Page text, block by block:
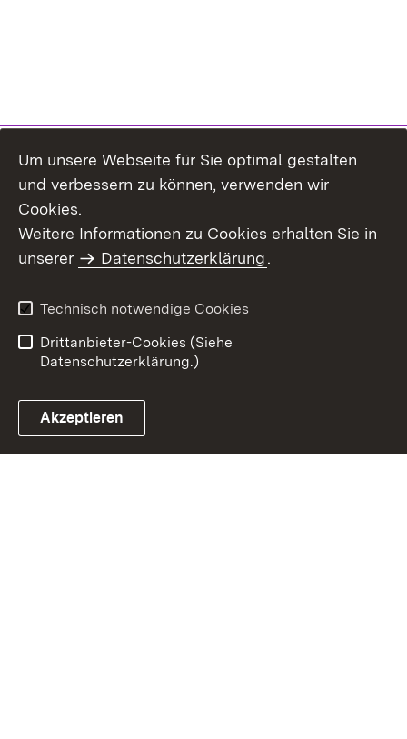
Benutzungshinweise
Erklärung zur
Um unsere Webseite für Sie optimal gestalten
und verbessern zu können, verwenden wir
Cookies.
Weitere Informationen zu Cookies erhalten Sie in
unserer
Datenschutzerklärung.
Technisch notwendige Cookies
Drittanbieter-Cookies (Siehe
Datenschutzerklärung.)
Akzeptieren